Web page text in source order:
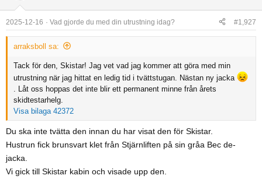
o
n
2025-12-16 Vad gjorde du med din utrustning idag? #1,927
arraksboll sa:
Tack för den, Skistar! Jag vet vad jag kommer att göra med min
utrustning när jag hittat en ledig tid i tvättstugan. Nästan ny jacka
. Låt oss hoppas det inte blir ett permanent minne från årets
skidtestarhelg.
Visa bilaga 42372
Du ska inte tvätta den innan du har visat den för Skistar.
Hustrun fick brunsvart klet från Stjärnliften på sin gråa Bec de-
jacka.
Vi gick till Skistar kabin och visade upp den.